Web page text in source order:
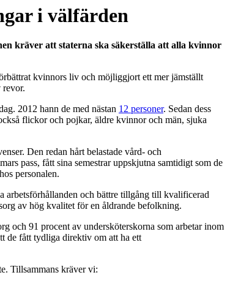
i välfärden
kräver att staterna ska säkerställa att alla kvinnor
kvinnors liv och möjliggjort ett mer jämställt
revor.
2012 hann de med nästan 12 personer. Sedan dess
flickor och pojkar, äldre kvinnor och män, sjuka
Den redan hårt belastade vård- och
pass, fått sina semestrar uppskjutna samtidigt som de
personalen.
arbetsförhållanden och bättre tillgång till kvalificerad
av hög kvalitet för en åldrande befolkning.
och 91 procent av undersköterskorna som arbetar inom
de fått tydliga direktiv om att ha ett
Tillsammans kräver vi: